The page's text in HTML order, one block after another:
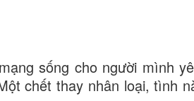
sống cho người mình
chết thay nhân loại, tình